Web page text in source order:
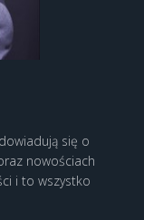
się o
nowościach
i to wszystko